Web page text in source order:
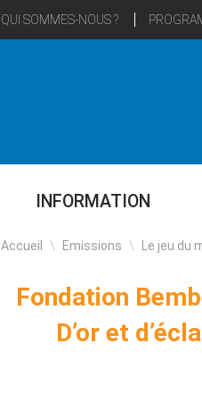
QUI SOMMES-NOUS ?
INFORMATION
Accueil \ Emissions \ Le jeu du
Fondation
D’or et